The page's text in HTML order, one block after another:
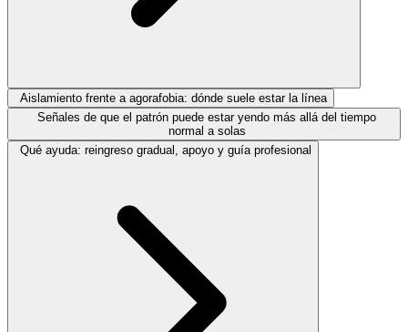
Aislamiento frente a agorafobia: dónde suele estar la línea
Señales de que el patrón puede estar yendo más allá del tiempo
normal a solas
Qué ayuda: reingreso gradual, apoyo y guía profesional